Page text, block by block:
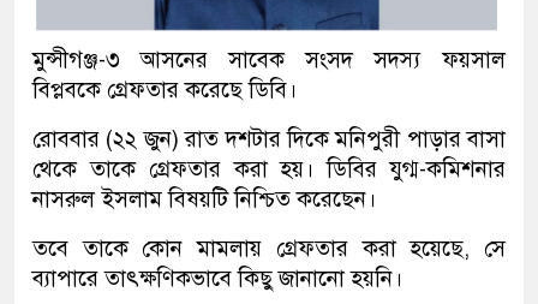
মুন্সীগঞ্জ-৩ আসনের সাবেক সংসদ সদস্য ফয়সাল
বিপ্লবকে গ্রেফতার করেছে ডিবি।
রোববার (২২ জুন) রাত দশটার দিকে মনিপুরী পাড়ার বাসা
থেকে তাকে গ্রেফতার করা হয়। ডিবির যুগ্ম-কমিশনার
নাসরুল ইসলাম বিষয়টি নিশ্চিত করেছেন।
তবে তাকে কোন মামলায় গ্রেফতার করা হয়েছে, সে
ব্যাপারে তাৎক্ষণিকভাবে কিছু জানানো হয়নি।